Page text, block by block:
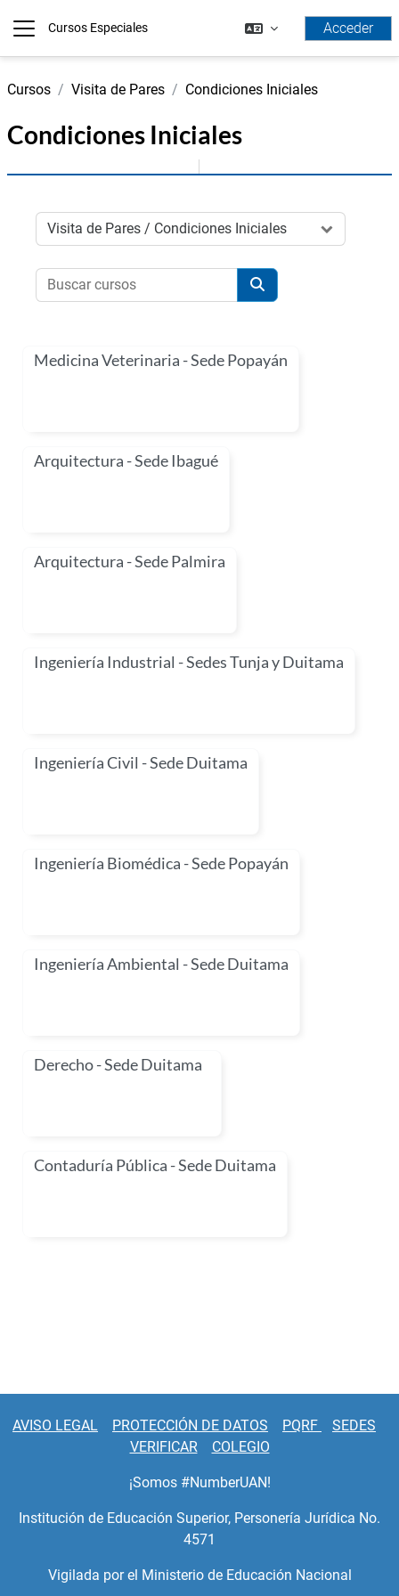
Cursos Especiales Acceder
Cursos Visita de Pares Condiciones Iniciales
Condiciones Iniciales
Categorías
Buscar cursos
Buscar cursos
Medicina Veterinaria - Sede Popayán
Arquitectura - Sede Ibagué
Arquitectura - Sede Palmira
Ingeniería Industrial - Sedes Tunja y Duitama
Ingeniería Civil - Sede Duitama
Ingeniería Biomédica - Sede Popayán
Ingeniería Ambiental - Sede Duitama
Derecho - Sede Duitama
Contaduría Pública - Sede Duitama
AVISO LEGAL PROTECCIÓN DE DATOS PQRF
SEDES
VERIFICAR
COLEGIO
¡Somos #NumberUAN!
Institución de Educación Superior, Personería Jurídica No.
4571
Vigilada por el Ministerio de Educación Nacional